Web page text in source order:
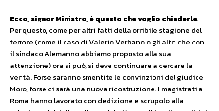
Ecco, signor Ministro, è questo che voglio chiederle.
Per questo, come per altri fatti della orribile stagione del
terrore (come il caso di Valerio Verbano o gli altri che con
il sindaco Alemanno abbiamo proposto alla sua
attenzione) ora si può, si deve continuare a cercare la
verità. Forse saranno smentite le convinzioni del giudice
Moro, forse ci sarà una nuova ricostruzione. I magistrati a
Roma hanno lavorato con dedizione e scrupolo alla